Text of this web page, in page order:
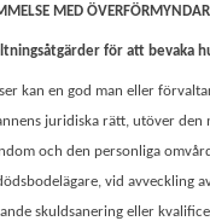
MED
för att bevaka
kan en god man eller
juridiska rätt, utöver den
och den personliga
vid avveckling
skuldsanering eller